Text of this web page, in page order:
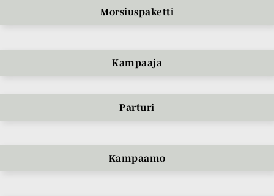
Morsiuspaketti
Kampaaja
Parturi
Kampaamo